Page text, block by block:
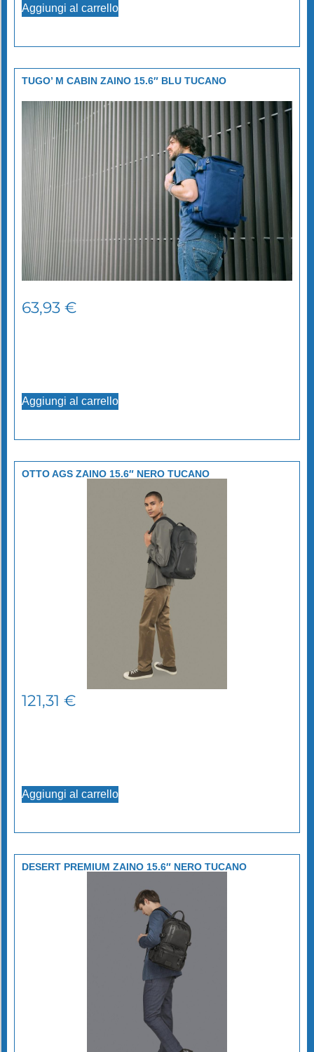
Aggiungi al carrello
TUGO’ M CABIN ZAINO 15.6″ BLU TUCANO
63,93 €
Aggiungi al carrello
OTTO AGS ZAINO 15.6″ NERO TUCANO
121,31 €
Aggiungi al carrello
DESERT PREMIUM ZAINO 15.6″ NERO TUCANO